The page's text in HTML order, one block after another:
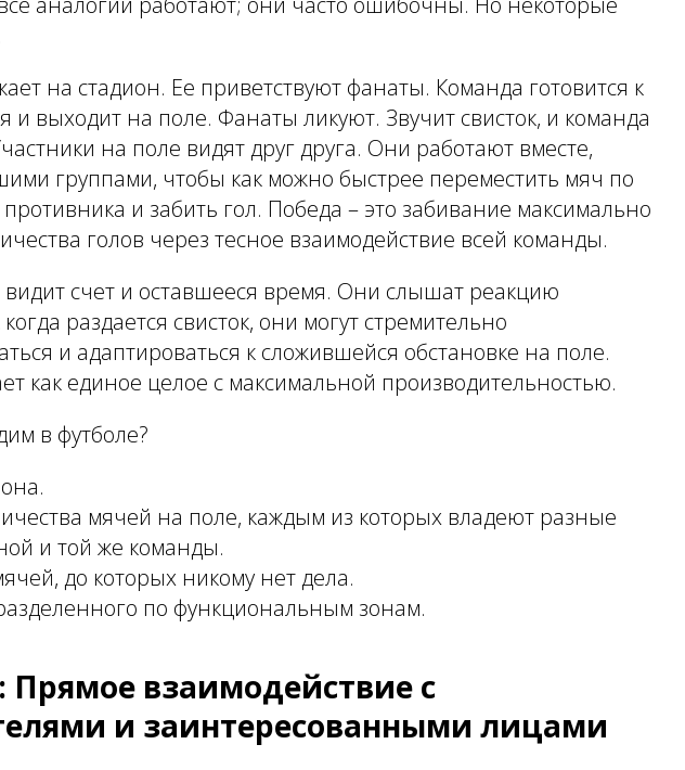
на стадион. Ее приветствуют фанаты. Команда готовится к
и выходит на поле. Фанаты ликуют. Звучит свисток, и команда
на поле видят друг друга. Они работают вместе,
группами, чтобы как можно быстрее переместить мяч по
и забить гол. Победа – это забивание максимально
голов через тесное взаимодействие всей команды.
видит счет и оставшееся время. Они слышат реакцию
раздается свисток, они могут стремительно
и адаптироваться к сложившейся обстановке на поле.
как единое целое с максимальной производительностью.
в футболе?
мячей на поле, каждым из которых владеют разные
и той же команды.
до которых никому нет дела.
по функциональным зонам.
Прямое взаимодействие с
и заинтересованными лицами